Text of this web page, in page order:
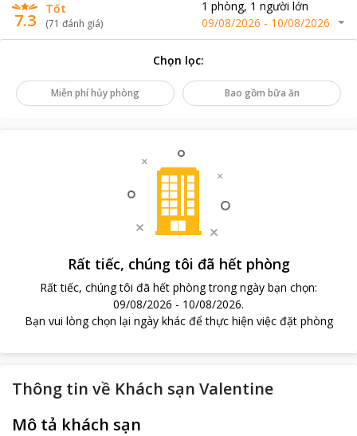
7.3
Tốt
(71 đánh giá)
1 phòng, 1 người lớn
09/08/2026 - 10/08/2026
Chọn lọc:
Miễn phí hủy phòng Bao gồm bữa ăn
Rất tiếc, chúng tôi đã hết phòng
Rất tiếc, chúng tôi đã hết phòng trong ngày bạn chọn:
09/08/2026 - 10/08/2026.
Bạn vui lòng chọn lại ngày khác để thực hiện việc đặt phòng
Thông tin về Khách sạn Valentine
Mô tả khách sạn